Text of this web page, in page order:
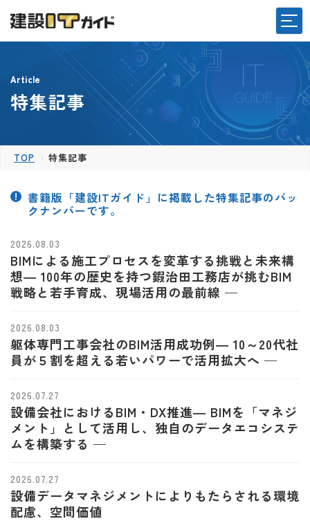
Article
特集記事
TOP 特集記事
書籍版「建設ITガイド」に掲載した特集記事のバッ
クナンバーです。
2026.08.03
BIMによる施工プロセスを変革する挑戦と未来構
想― 100年の歴史を持つ鍜治田工務店が挑むBIM
戦略と若手育成、現場活用の最前線 —
2026.08.03
躯体専門工事会社のBIM活用成功例― 10～20代社
員が５割を超える若いパワーで活用拡大へ —
2026.07.27
設備会社におけるBIM・DX推進― BIMを「マネジ
メント」として活用し、独自のデータエコシステ
ムを構築する —
2026.07.27
設備データマネジメントによりもたらされる環境
配慮、空間価値